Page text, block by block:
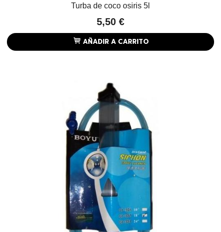
Turba de coco osiris 5l
5,50 €
AÑADIR A CARRITO